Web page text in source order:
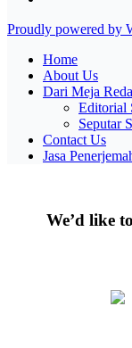
Proudly powered by
Home
About Us
Dari Meja
Editorial
Seputar
Contact Us
Jasa
We’d like